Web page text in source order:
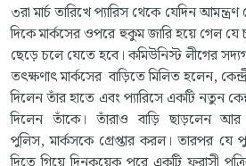
৩রা মার্চ তারিখে প্যারিস থেকে যেদিন
দিকে মার্কসের ওপরে হুকুম জারি হয়ে গেল যে
ছেড়ে চলে যেতে হবে। কমিউনিস্ট লীগের
তৎক্ষণাৎ মার্কসের বাড়িতে মিলিত হলেন,
দিলেন তাঁর হাতে এবং প্যারিসে একটি নতুন
দিলেন তাঁকে। তাঁরাও বাড়ি ছাড়লেন
পুলিস, মার্কসকে গ্রেপ্তার করল। তারপর যে